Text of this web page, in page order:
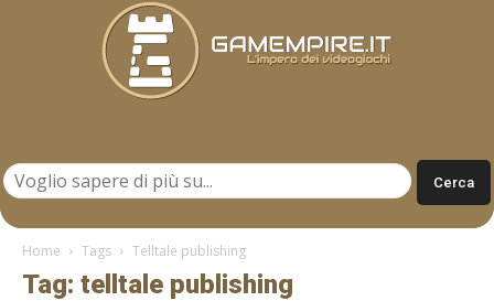
Home Tags Telltale publishing
Tag: telltale publishing